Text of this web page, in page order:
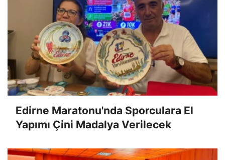
Edirne Maratonu'nda Sporculara El
Yapımı Çini Madalya Verilecek